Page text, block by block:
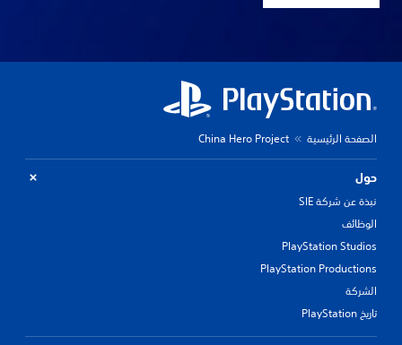
الصفحة الرئيسية China Hero Project
حول
نبذة عن شركة SIE
الوظائف
PlayStation Studios
PlayStation Productions
الشركة
تاريخ PlayStation